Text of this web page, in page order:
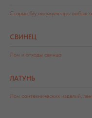
Старые б/у аккумуляторы любых
СВИНЕЦ
Лом и отходы свинца
ЛАТУНЬ
Лом сантехнических изделий,